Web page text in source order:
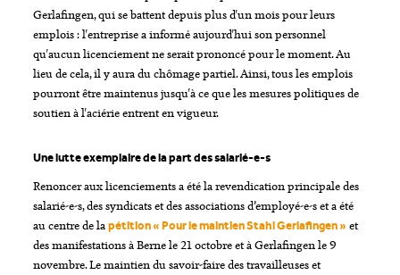
Gerlafingen, qui se battent depuis plus d'un mois pour leurs
emplois : l'entreprise a informé aujourd'hui son personnel
qu'aucun licenciement ne serait prononcé pour le moment. Au
lieu de cela, il y aura du chômage partiel. Ainsi, tous les emplois
pourront être maintenus jusqu'à ce que les mesures politiques de
soutien à l'aciérie entrent en vigueur.
Une lutte exemplaire de la part des salarié-e-s
Renoncer aux licenciements a été la revendication principale des
salarié-e-s, des syndicats et des associations d’employé-e-s et a été
au centre de lapétition « Pour le maintien Stahl Gerlafingen » et
des manifestations à Berne le 21 octobre et à Gerlafingen le 9
novembre. Le maintien du savoir-faire des travailleuses et